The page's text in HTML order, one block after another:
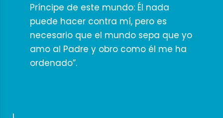
Príncipe de este mundo: Él nada
puede hacer contra mí, pero es
necesario que el mundo sepa que yo
amo al Padre y obro como él me ha
ordenado”.